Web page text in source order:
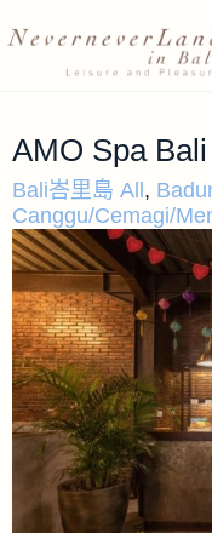
AMO Spa
Bali峇里島 All ,
Canggu/Cemagi/